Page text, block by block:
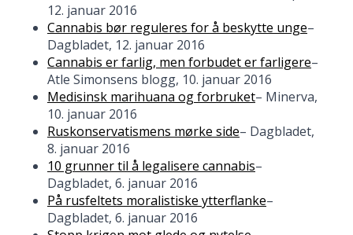
12. januar 2016
Cannabis bør reguleres for å beskytte unge–
Dagbladet, 12. januar 2016
Cannabis er farlig, men forbudet er farligere–
Atle Simonsens blogg, 10. januar 2016
Medisinsk marihuana og forbruket– Minerva,
10. januar 2016
Ruskonservatismens mørke side– Dagbladet,
8. januar 2016
10 grunner til å legalisere cannabis–
Dagbladet, 6. januar 2016
På rusfeltets moralistiske ytterflanke–
Dagbladet, 6. januar 2016